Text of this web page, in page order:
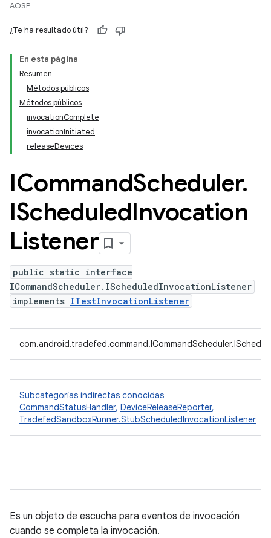
AOSP
¿Te ha resultado útil?
En esta página
Resumen
Métodos públicos
Métodos públicos
invocationComplete
invocationInitiated
releaseDevices
ICommandScheduler.
IScheduledInvocation
Listener
public static interface
ICommandScheduler.IScheduledInvocationListener
implements ITestInvocationListener
Subcategorías indirectas conocidas
CommandStatusHandler, DeviceReleaseReporter,
TradefedSandboxRunner.StubScheduledInvocationListener
Es un objeto de escucha para eventos de invocación
cuando se completa la invocación.